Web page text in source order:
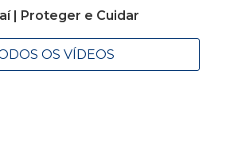
| Proteger e Cuidar
OS VÍDEOS